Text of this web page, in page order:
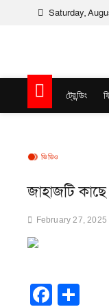
Saturday,
Million
ট্রেন্ডিং
ভিডিও
জাহাজটি
February 27, 2025
F